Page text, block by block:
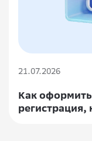
21.07.2026
Как оформить
регистрация,